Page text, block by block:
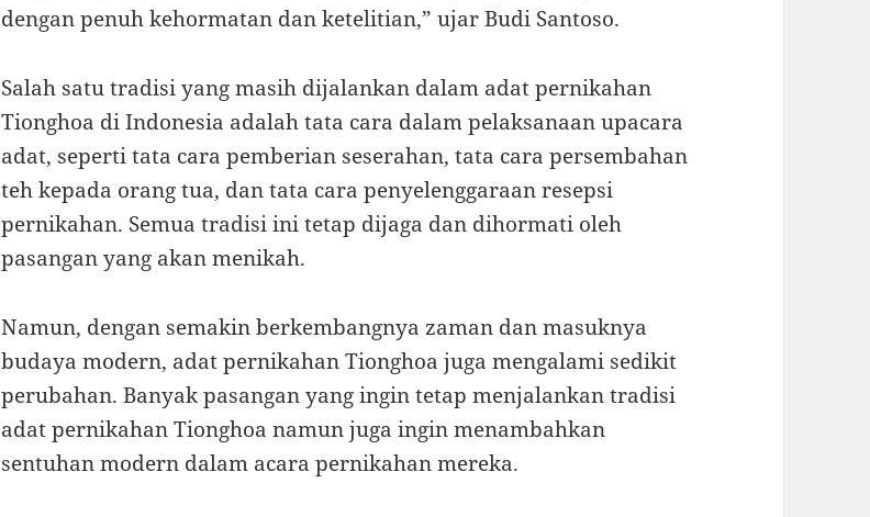
dengan penuh kehormatan dan ketelitian,” ujar Budi Santoso.
Salah satu tradisi yang masih dijalankan dalam adat pernikahan
Tionghoa di Indonesia adalah tata cara dalam pelaksanaan upacara
adat, seperti tata cara pemberian seserahan, tata cara persembahan
teh kepada orang tua, dan tata cara penyelenggaraan resepsi
pernikahan. Semua tradisi ini tetap dijaga dan dihormati oleh
pasangan yang akan menikah.
Namun, dengan semakin berkembangnya zaman dan masuknya
budaya modern, adat pernikahan Tionghoa juga mengalami sedikit
perubahan. Banyak pasangan yang ingin tetap menjalankan tradisi
adat pernikahan Tionghoa namun juga ingin menambahkan
sentuhan modern dalam acara pernikahan mereka.